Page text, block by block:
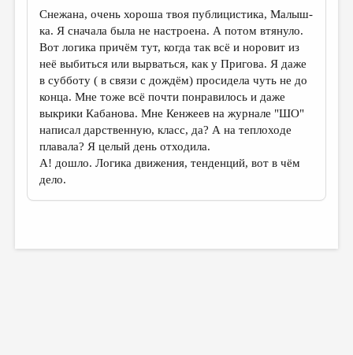
Снежана, очень хороша твоя публицистика, Малыш-
ка. Я сначала была не настроена. А потом втянуло.
Вот логика причём тут, когда так всё и норовит из
неё выбиться или вырваться, как у Пригова. Я даже
в субботу ( в связи с дождём) просидела чуть не до
конца. Мне тоже всё почти понравилось и даже
выкрики Кабанова. Мне Кенжеев на журнале "ШО"
написал дарственную, класс, да? А на теплоходе
плавала? Я целый день отходила.
А! дошло. Логика движения, тенденций, вот в чём
дело.